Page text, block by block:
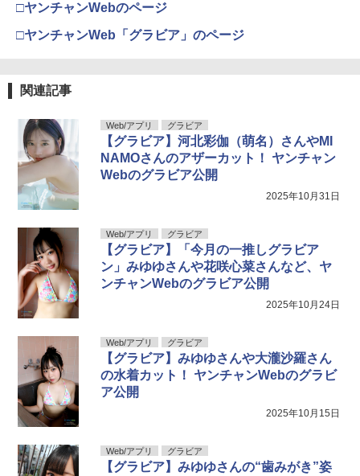
□ヤンチャンWebのページ
□ヤンチャンWeb「グラビア」のページ
関連記事
Web/アプリ グラビア
【グラビア】河北彩伽（萌名）さんやMI
NAMOさんのアザーカット！ ヤンチャン
Webのグラビア公開
2025年10月31日
Web/アプリ グラビア
【グラビア】「今月の一推しグラビア
ン」みゆゆさんや花咲心菜さんなど、ヤ
ンチャンWebのグラビア公開
2025年10月24日
Web/アプリ グラビア
【グラビア】みゆゆさんや大瀧沙羅さん
の水着カット！ ヤンチャンWebのグラビ
ア公開
2025年10月15日
Web/アプリ グラビア
【グラビア】みゆゆさんの“歯みがき”姿